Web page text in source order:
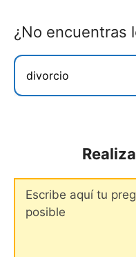
¿No encuentras